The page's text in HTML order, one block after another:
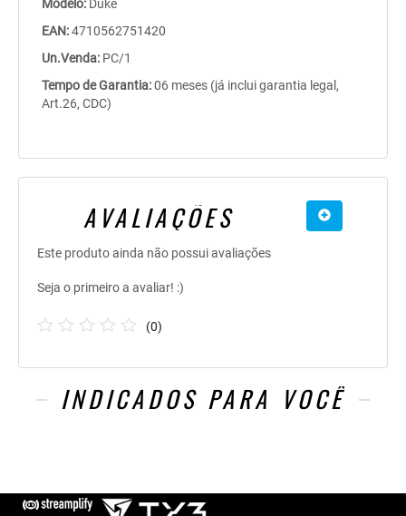
Modelo: Duke
EAN:4710562751420
Un.Venda: PC/1
Tempo de Garantia:06 meses (já inclui garantia legal,
Art.26, CDC)
AVALIAÇÕES
Este produto ainda não possui avaliações
Seja o primeiro a avaliar! :)
(0)
INDICADOS PARA VOCÊ